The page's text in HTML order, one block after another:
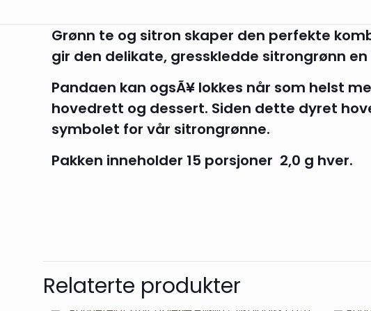
Grønn te og sitron skaper den perfekte
gir den delikate, gresskledde sitrongrønn
Pandaen kan ogsÃ¥ lokkes når som helst
hovedrett og dessert. Siden dette dyret
symbolet for vår sitrongrønne.
Pakken inneholder 15 porsjoner 2,0 g hver.
(100% Økologisk,
Relaterte produkter